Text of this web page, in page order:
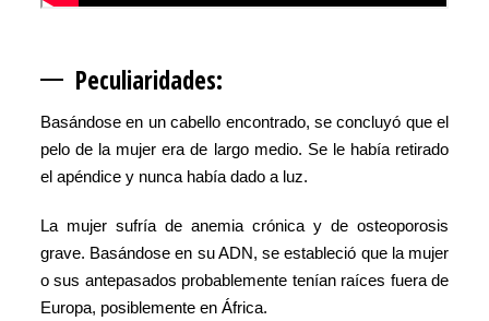
Peculiaridades:
Basándose en un cabello encontrado, se concluyó que el
pelo de la mujer era de largo medio. Se le había retirado
el apéndice y nunca había dado a luz.
La mujer sufría de anemia crónica y de osteoporosis
grave. Basándose en su ADN, se estableció que la mujer
o sus antepasados probablemente tenían raíces fuera de
Europa, posiblemente en África.